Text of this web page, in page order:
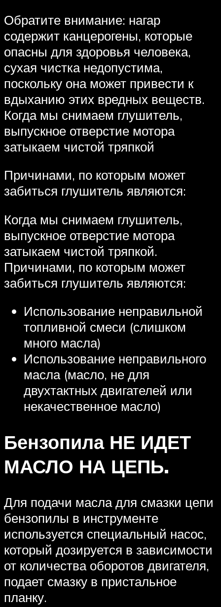
Обратите внимание: нагар
содержит канцерогены, которые
опасны для здоровья человека,
сухая чистка недопустима,
поскольку она может привести к
вдыханию этих вредных веществ.
Когда мы снимаем глушитель,
выпускное отверстие мотора
затыкаем чистой тряпкой
Причинами, по которым может
забиться глушитель являются:
Когда мы снимаем глушитель,
выпускное отверстие мотора
затыкаем чистой тряпкой.
Причинами, по которым может
забиться глушитель являются:
Использование неправильной
топливной смеси (слишком
много масла)
Использование неправильного
масла (масло, не для
двухтактных двигателей или
некачественное масло)
Бензопила НЕ ИДЕТ
МАСЛО НА ЦЕПЬ.
Для подачи масла для смазки цепи
бензопилы в инструменте
используется специальный насос,
который дозируется в зависимости
от количества оборотов двигателя,
подает смазку в пристальное
планку.